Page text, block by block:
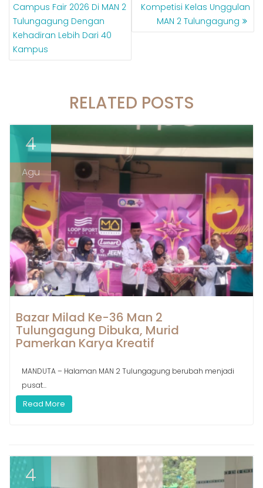
Campus Fair 2026 Di MAN 2
Tulungagung Dengan
Kehadiran Lebih Dari 40
Kampus
Kompetisi Kelas Unggulan
MAN 2 Tulungagung
RELATED POSTS
4
Agu
Bazar Milad Ke-36 Man 2
Tulungagung Dibuka, Murid
Pamerkan Karya Kreatif
MANDUTA – Halaman MAN 2 Tulungagung berubah menjadi
pusat...
Read More
4